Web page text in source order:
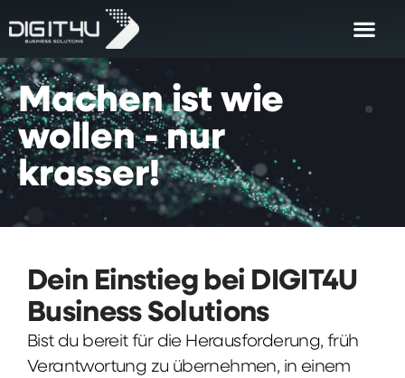
Machen ist wie
wollen - nur
krasser!
Dein Einstieg bei DIGIT4U
Business Solutions
Bist du bereit für die Herausforderung, früh
Verantwortung zu übernehmen, in einem